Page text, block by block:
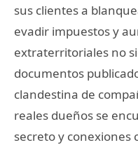
sus clientes a
evadir impuestos y
extraterritoriales no
documentos
clandestina de
reales dueños se
secreto y